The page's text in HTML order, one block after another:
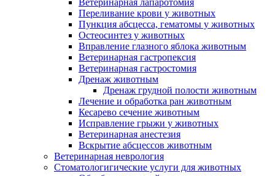
Ветеринарная лапаротомия
Переливание крови у животных
Пункция абсцесса, гематомы у животных
Остеосинтез у животных
Вправление глазного яблока животным
Ветеринарная гастропексия
Ветеринарная гастростомия
Дренаж животным
Дренаж грудной полости животным
Лечение и обработка ран животным
Кесарево сечение животным
Исправление грыжи у животных
Ветеринарная анестезия
Вскрытие абсцессов животным
Ветеринарная неврология
Стоматологигические услуги для животных